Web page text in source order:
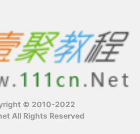
© 2010-2022
All Rights Reserved